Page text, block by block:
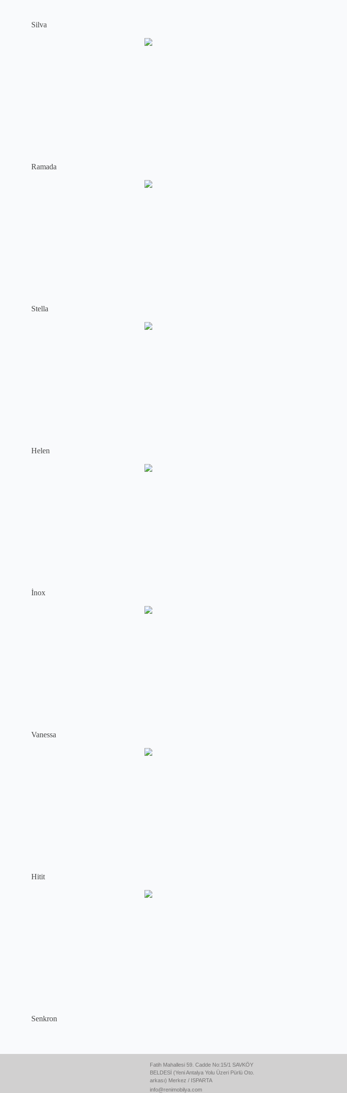
Silva
Ramada
Stella
Helen
İnox
Vanessa
Hitit
Senkron
Fatih Mahallesi 59. Cadde No:15/1 SAVKÖY
BELDESİ (Yeni Antalya Yolu Üzeri Pürlü Oto.
arkası) Merkez / ISPARTA
info@renimobilya.com